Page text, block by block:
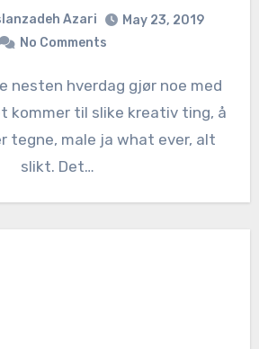
Azari
May 23, 2019
No Comments
kommer til slike kreativ ting, å
tegne, male ja what ever, alt
slikt. Det…